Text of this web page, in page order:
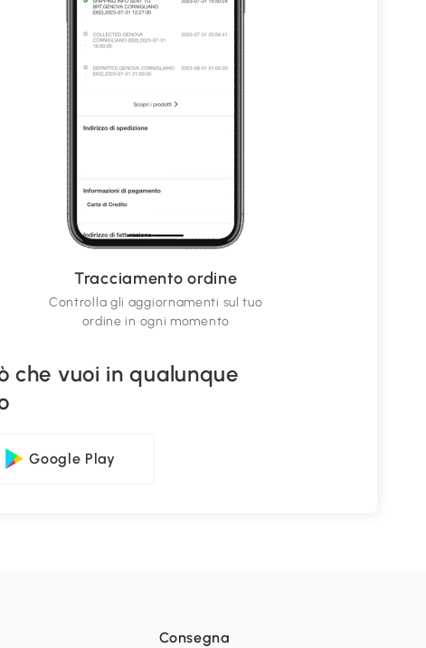
Tracciamento ordine
Controlla gli aggiornamenti sul tuo
ordine in ogni momento
che vuoi in qualunque
Google Play
Consegna